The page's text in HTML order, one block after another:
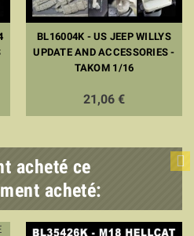
BL16004K - US JEEP WILLYS
UPDATE AND ACCESSORIES -
TAKOM 1/16
21,06 €
acheté ce
acheté: